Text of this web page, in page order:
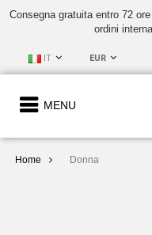
Consegna gratuita entro 72
ordini
IT EUR
MENU
Home Donna